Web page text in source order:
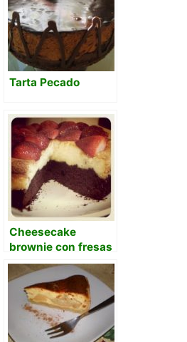
Tarta Pecado
Cheesecake
brownie con fresas